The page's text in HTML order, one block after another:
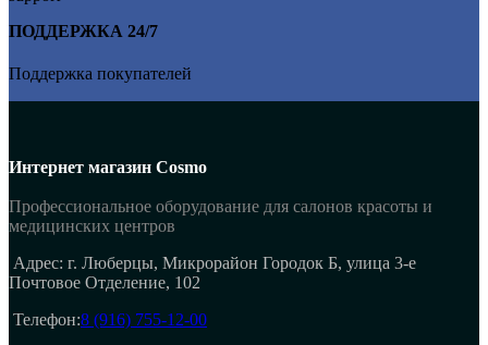
ПОДДЕРЖКА 24/7
Поддержка покупателей
Интернет магазин Cosmo
Профессиональное оборудование для салонов красоты и
медицинских центров
Адрес: г. Люберцы, Микрорайон Городок Б, улица 3-е
Почтовое Отделение, 102
Телефон:8 (916) 755-12-00